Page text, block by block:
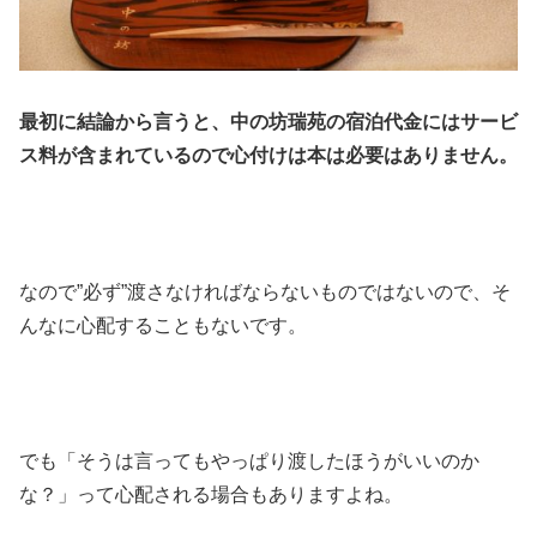
最初に結論から言うと、中の坊瑞苑の宿泊代金にはサービ
ス料が含まれているので心付けは本は必要はありません。
なので”必ず”渡さなければならないものではないので、そ
んなに心配することもないです。
でも「そうは言ってもやっぱり渡したほうがいいのか
な？」って心配される場合もありますよね。